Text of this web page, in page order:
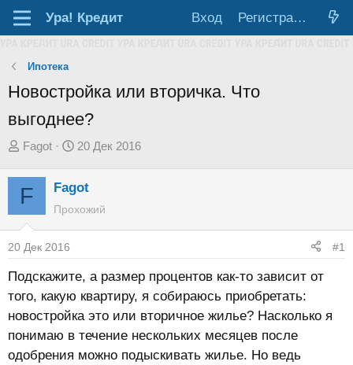
Ура! Кредит Вход Регистрация
Ипотека
Новостройка или вторичка. Что
выгоднее?
А
о
е
м
ы
Fagot
Д
т
ч
а
л
а
20 Дек 2016
F Fagot
Прохожий
20 Дек 2016 #1
Подскажите, а размер процентов как-то зависит от
того, какую квартиру, я собираюсь приобретать:
новостройка это или вторичное жилье? Насколько я
понимаю в течение нескольких месяцев после
одобрения можно подыскивать жилье. Но ведь